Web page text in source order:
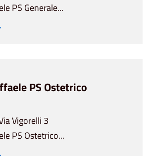
PS Generale...
PS Ostetrico
Vigorelli 3
PS Ostetrico...